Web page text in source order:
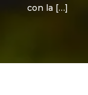
con la […]